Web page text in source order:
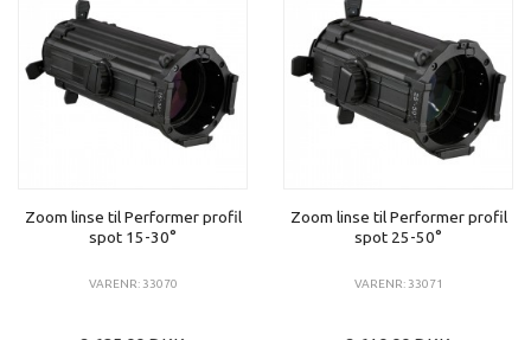
Zoom linse til Performer profil
spot 15-30°
VARENR: 33070
Zoom linse til Performer profil
spot 25-50°
VARENR: 33071